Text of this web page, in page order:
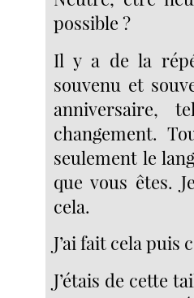
possible ?
Il y a de la
souvenu et
anniversaire,
changement.
seulement le
que vous êtes.
cela.
J’ai fait cela puis
J’étais de cette